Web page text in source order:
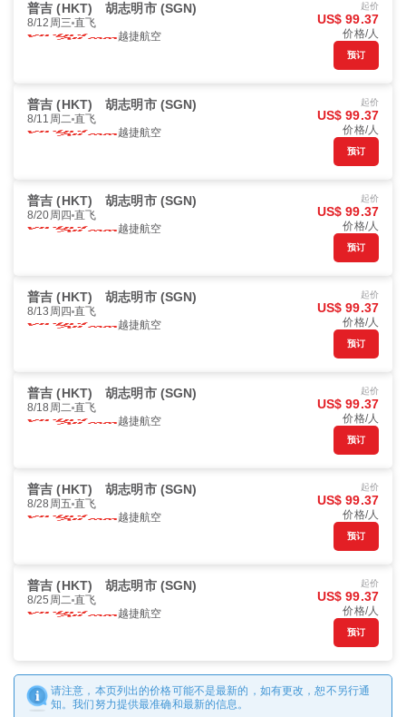
普吉 (HKT) 胡志明市 (SGN)
8/12周三 直飞
越捷航空
起价
US$ 99.37
价格/人
预订
普吉 (HKT) 胡志明市 (SGN)
8/11周二 直飞
越捷航空
起价
US$ 99.37
价格/人
预订
普吉 (HKT) 胡志明市 (SGN)
8/20周四 直飞
越捷航空
起价
US$ 99.37
价格/人
预订
普吉 (HKT) 胡志明市 (SGN)
8/13周四 直飞
越捷航空
起价
US$ 99.37
价格/人
预订
普吉 (HKT) 胡志明市 (SGN)
8/18周二 直飞
越捷航空
起价
US$ 99.37
价格/人
预订
普吉 (HKT) 胡志明市 (SGN)
8/28周五 直飞
越捷航空
起价
US$ 99.37
价格/人
预订
普吉 (HKT) 胡志明市 (SGN)
8/25周二 直飞
越捷航空
起价
US$ 99.37
价格/人
预订
请注意，本页列出的价格可能不是最新的，如有更改，恕不另行通
知。我们努力提供最准确和最新的信息。